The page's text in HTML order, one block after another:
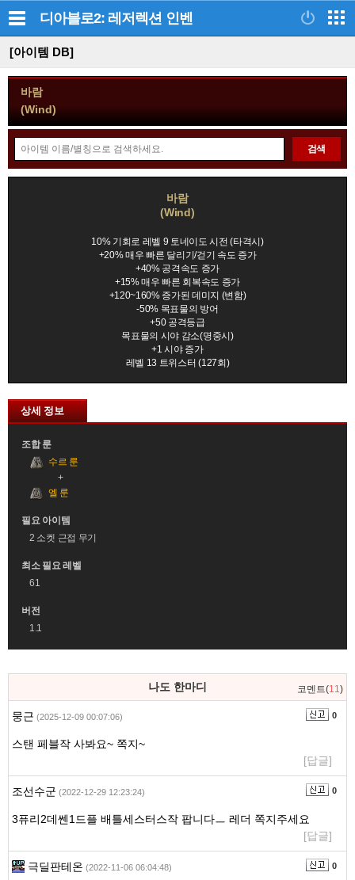
디아블로2: 레저렉션 인벤
[아이템 DB]
바람
(Wind)
아
이
템
검색
바람
(Wind)
10% 기회로 레벨 9 토네이도 시전 (타격시)
+20% 매우 빠른 달리기/걷기 속도 증가
+40% 공격속도 증가
+15% 매우 빠른 회복속도 증가
+120~160% 증가된 데미지 (변함)
-50% 목표물의 방어
+50 공격등급
목표물의 시야 감소(명중시)
+1 시야 증가
레벨 13 트위스터 (127회)
상세 정보
조합 룬
수르 룬
엘 룬
필요 아이템
2 소켓 근접 무기
최소 필요 레벨
61
버전
1.1
댓
영
나도 한마디 코멘트(11)
뭉근 (2025-12-09 00:07:06) 0
스탠 페블작 사봐요~ 쪽지~
[답글]
조선수군 (2022-12-29 12:23:24) 0
3퓨리2데쎈1드플 배틀세스터스작 팝니다ㅡ 레더 쪽지주세요
[답글]
극딜판테온 (2022-11-06 06:04:48) 0